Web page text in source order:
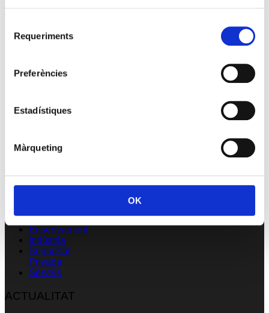
Requeriments
Preferències
Estadístiques
Màrqueting
OK
LA
Qui
som
Organització
Atenció
Ciutadania
Ensenyament
Indústria
Seguretat
Privada
Serveis
ACTUALITAT